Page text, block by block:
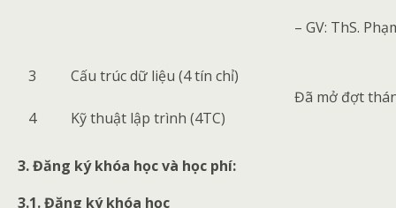
– GV: ThS.
3
Cấu trúc dữ liệu (4 tín chỉ)
Đã mở đợt
4
Kỹ thuật lập trình (4TC)
3. Đăng ký khóa học và học phí:
3.1. Đăng ký khóa học